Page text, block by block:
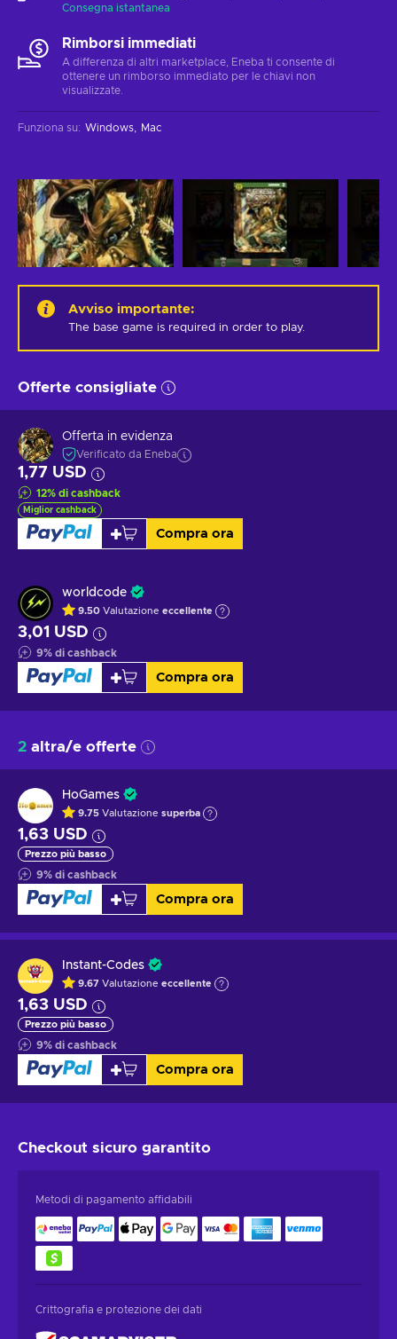
Consegna istantanea
Rimborsi immediati
A differenza di altri marketplace, Eneba ti consente di
ottenere un rimborso immediato per le chiavi non
visualizzate.
Funziona su: Windows Mac
Avviso importante:
The base game is required in order to play.
Offerte consigliate
Offerta in evidenza
Verificato da Eneba
1,77 USD
12% di cashback
Miglior cashback
Compra ora
worldcode
9.50 Valutazione eccellente
3,01 USD
9% di cashback
Compra ora
2 altra/e offerte
HoGames
9.75 Valutazione superba
1,63 USD
Prezzo più basso
9% di cashback
Compra ora
Instant-Codes
9.67 Valutazione eccellente
1,63 USD
Prezzo più basso
9% di cashback
Compra ora
Checkout sicuro garantito
Metodi di pagamento affidabili
Crittografia e protezione dei dati